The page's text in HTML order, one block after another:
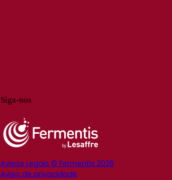
Siga-nos
Avisos Legais © Fermentis 2026
Aviso de privacidade